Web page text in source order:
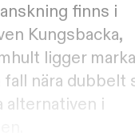
finns i
Kungsbacka,
ligger
nära dubbelt
alternativen i